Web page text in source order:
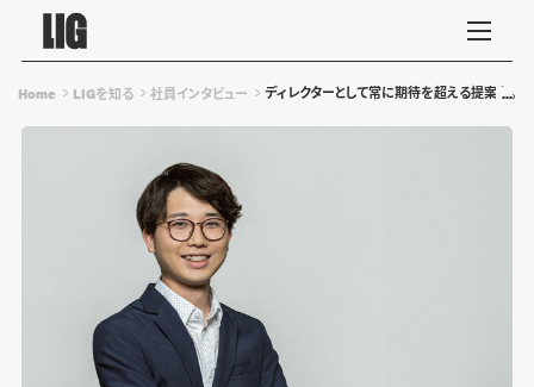
Home LIGを知る 社員インタビュー ディレクターとして常に期待を超える提案を。